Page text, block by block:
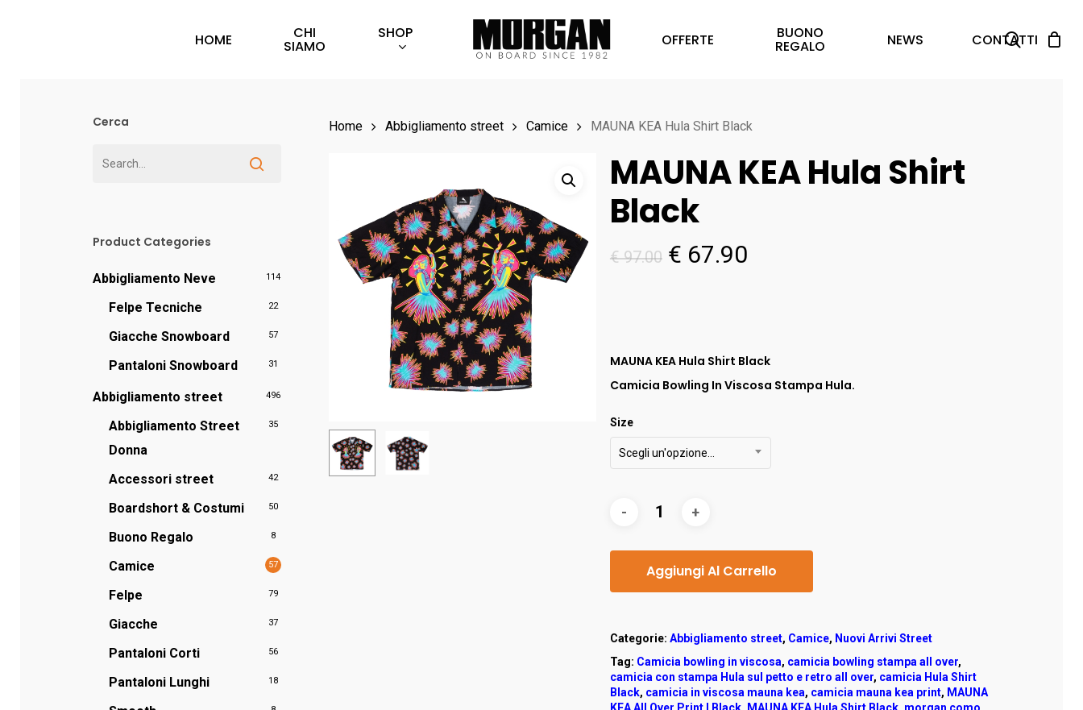
HOME CHI
SIAMO
SHOP OFFERTE BUONO
REGALO NEWS CONTATTIsearch
Cerca
Product Categories
Abbigliamento Neve 114
Felpe Tecniche 22
Giacche Snowboard 57
Pantaloni Snowboard 31
Abbigliamento street 496
Abbigliamento Street
Donna
35
Accessori street 42
Boardshort & Costumi 50
Buono Regalo 8
Camice 57
Felpe 79
Giacche 37
Pantaloni Corti 56
Pantaloni Lunghi 18
Home Abbigliamento street Camice MAUNA KEA Hula Shirt Black
MAUNA KEA Hula Shirt
Black
€97.00 Il
€ 97.00.
€ 67.90Il
€ 67.90.
MAUNA KEA Hula Shirt Black
Camicia Bowling In Viscosa Stampa Hula.
Size
Scegli un'opzione…
Aggiungi Al Carrello
Categorie: Abbigliamento street, Camice, Nuovi Arrivi Street
Tag: Camicia bowling in viscosa, camicia bowling stampa all over,
camicia con stampa Hula sul petto e retro all over, camicia Hula Shirt
Black, camicia in viscosa mauna kea, camicia mauna kea print, MAUNA